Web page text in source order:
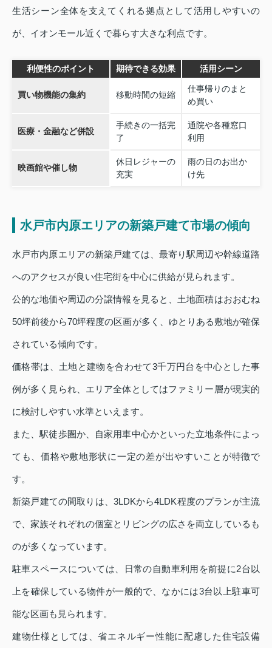
生活シーン全体を支えてくれる拠点として活用しやすいの
が、イオンモール近くで暮らす大きな利点です。
利便性のポイント 期待できる効果 活用シーン
買い物機能の集約 移動時間の短縮
仕事帰りのまと
め買い
医療・金融など併設
手続きの一括完
了
通院や各種窓口
利用
映画館や催し物
休日レジャーの
充実
雨の日のお出か
け先
水戸市内原エリアの新築戸建て市場の傾向
水戸市内原エリアの新築戸建ては、最寄り駅周辺や幹線道路
へのアクセスが良い住宅街を中心に供給が見られます。
公的な地価や周辺の分譲情報を見ると、土地面積はおおむね
50坪前後から70坪程度の区画が多く、ゆとりある敷地が確保
されている傾向です。
価格帯は、土地と建物を合わせて3千万円台を中心とした事
例が多く見られ、エリア全体としてはファミリー層が現実的
に検討しやすい水準といえます。
また、駅徒歩圏か、自家用車中心かといった立地条件によっ
ても、価格や敷地形状に一定の差が出やすいことが特徴で
す。
新築戸建ての間取りは、3LDKから4LDK程度のプランが主流
で、家族それぞれの個室とリビングの広さを両立しているも
のが多くなっています。
駐車スペースについては、日常の自動車利用を前提に2台以
上を確保している物件が一般的で、なかには3台以上駐車可
能な区画も見られます。
建物仕様としては、省エネルギー性能に配慮した住宅設備